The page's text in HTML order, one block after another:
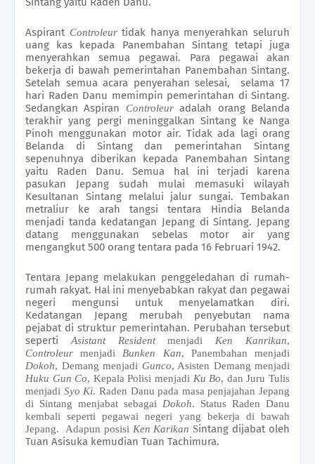
Aspirant Controleurtidak hanya menyerahkan seluruh
uang kas kepada Panembahan Sintang tetapi juga
menyerahkan semua pegawai. Para pegawai akan
bekerja di bawah pemerintahan Panembahan Sintang.
Setelah semua acara penyerahan selesai, selama 17
hari Raden Danu memimpin pemerintahan di Sintang.
Sedangkan Aspiran
Controleur adalah orang Belanda
terakhir yang pergi meninggalkan Sintang ke Nanga
Pinoh menggunakan motor air. Tidak ada lagi orang
Belanda di Sintang dan pemerintahan Sintang
sepenuhnya diberikan kepada Panembahan Sintang
yaitu Raden Danu. Semua hal ini terjadi karena
pasukan Jepang sudah mulai memasuki wilayah
Kesultanan Sintang melalui jalur sungai. Tembakan
metraliur ke arah tangsi tentara Hindia Belanda
menjadi tanda kedatangan Jepang di Sintang. Jepang
datang menggunakan sebelas motor air yang
mengangkut 500 orang tentara pada 16 Februari 1942.
Tentara Jepang melakukan penggeledahan di rumah-
rumah rakyat. Hal ini menyebabkan rakyat dan pegawai
negeri mengunsi untuk menyelamatkan diri.
Kedatangan Jepang merubah penyebutan nama
pejabat di struktur pemerintahan. Perubahan tersebut
sepertiAsistant Residentmenjadi Ken Kanrikan,
Controleurmenjadi Bunken Kan, Panembahan menjadi
Dokoh, Demang menjadi Gunco, Asisten Demang menjadi
Huku Gun Co, Kepala Polisi menjadi Ku Bo, dan Juru Tulis
menjadi Syo Ki. Raden Danu pada masa penjajahan Jepang
di Sintang menjabat sebagai Dokoh. Status Raden Danu
kembali seperti pegawai negeri yang bekerja di bawah
Jepang.
Adapun posisi Ken Karikan Sintang dijabat oleh
Tuan Asisuka kemudian Tuan Tachimura.